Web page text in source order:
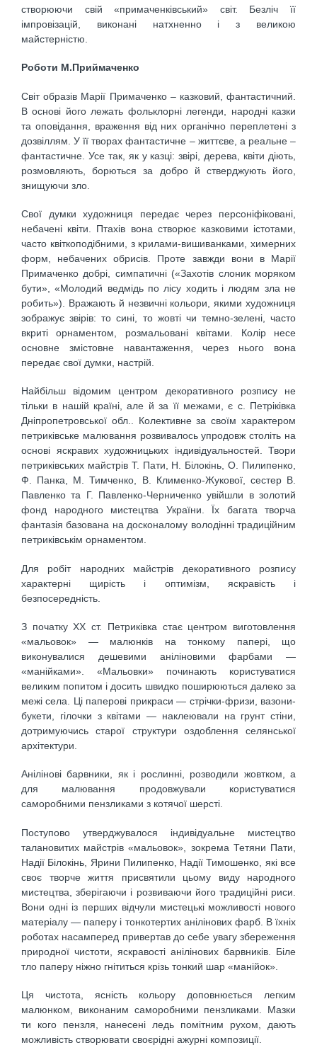
створюючи свій «примаченківський» світ. Безліч її
імпровізацій, виконані натхненно і з великою
майстерністю.
Роботи М.Приймаченко
Світ образів Марії Примаченко – казковий, фантастичний.
В основі його лежать фольклорні легенди, народні казки
та оповідання, враження від них органічно переплетені з
дозвіллям. У її творах фантастичне – життєве, а реальне –
фантастичне. Усе так, як у казці: звірі, дерева, квіти діють,
розмовляють, борються за добро й стверджують його,
знищуючи зло.
Свої думки художниця передає через персоніфіковані,
небачені квіти. Птахів вона створює казковими істотами,
часто квіткоподібними, з крилами-вишиванками, химерних
форм, небачених обрисів. Проте завжди вони в Марії
Примаченко добрі, симпатичні («Захотів слоник моряком
бути», «Молодий ведмідь по лісу ходить і людям зла не
робить»). Вражають й незвичні кольори, якими художниця
зображує звірів: то сині, то жовті чи темно-зелені, часто
вкриті орнаментом, розмальовані квітами. Колір несе
основне змістовне навантаження, через нього вона
передає свої думки, настрій.
Найбільш відомим центром декоративного розпису не
тільки в нашій країні, але й за її межами, є с. Петріківка
Дніпропетровської обл.. Колективне за своїм характером
петриківське малювання розвивалось упродовж століть на
основі яскравих художницьких індивідуальностей. Твори
петриківських майстрів Т. Пати, Н. Білокінь, О. Пилипенко,
Ф. Панка, М. Тимченко, В. Клименко-Жукової, сестер В.
Павленко та Г. Павленко-Черниченко увійшли в золотий
фонд народного мистецтва України. Їх багата творча
фантазія базована на досконалому володінні традиційним
петриківськім орнаментом.
Для робіт народних майстрів декоративного розпису
характерні щирість і оптимізм, яскравість і
безпосередність.
З початку XX ст. Петриківка стає центром виготовлення
«мальовок» — малюнків на тонкому папері, що
виконувалися дешевими аніліновими фарбами —
«манійками». «Мальовки» починають користуватися
великим попитом і досить швидко поширюються далеко за
межі села. Ці паперові прикраси — стрічки-фризи, вазони-
букети, гілочки з квітами — наклеювали на грунт стіни,
дотримуючись старої структури оздоблення селянської
архітектури.
Анілінові барвники, як і рослинні, розводили жовтком, а
для малювання продовжували користуватися
саморобними пензликами з котячої шерсті.
Поступово утверджувалося індивідуальне мистецтво
талановитих майстрів «мальовок», зокрема Тетяни Пати,
Надії Білокінь, Ярини Пилипенко, Надії Тимошенко, які все
своє творче життя присвятили цьому виду народного
мистецтва, зберігаючи і розвиваючи його традиційні риси.
Вони одні із перших відчули мистецькі можливості нового
матеріалу — паперу і тонкотертих анілінових фарб. В їхніх
роботах насамперед привертав до себе увагу збереження
природної чистоти, яскравості анілінових барвників. Біле
тло паперу ніжно гнітиться крізь тонкий шар «манійок».
Ця чистота, ясність кольору доповнюється легким
малюнком, виконаним саморобними пензликами. Мазки
ти кого пензля, нанесені ледь помітним рухом, дають
можливість створювати своєрідні ажурні композиції.